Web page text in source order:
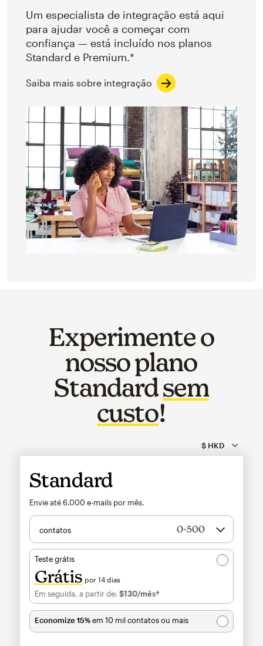
Um especialista de integração está aqui
para ajudar você a começar com
confiança — está incluído nos planos
Standard e Premium.*
Saiba mais sobre integração
Experimente o
nosso plano
Standardsem
custo!
Standard
Envie até6.000 e-mails por mês.
contatos
Teste grátis
Grátis por 14 dias
Em seguida, a partir de: $130/mês†por mês†
Economize 15%em 10 mil contatos ou mais